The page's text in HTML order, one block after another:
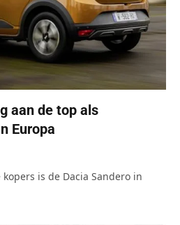
aan de top als
Europa
is de Dacia Sandero in